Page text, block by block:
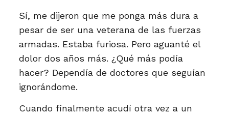
Sí, me dijeron que me ponga más dura a
pesar de ser una veterana de las fuerzas
armadas. Estaba furiosa. Pero aguanté el
dolor dos años más. ¿Qué más podía
hacer? Dependía de doctores que seguían
ignorándome.
Cuando finalmente acudí otra vez a un